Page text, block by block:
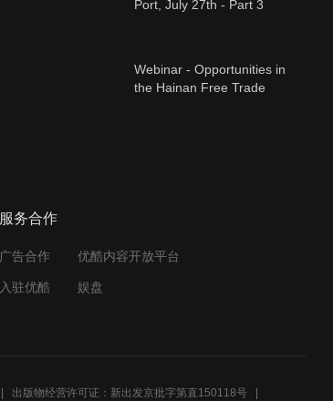
Port, July 27th - Part 3
Webinar - Opportunities in
the Hainan Free Trade
大利风味”
服务合作
广告合作 优酷内容开放平台
入驻优酷 娱盘
出版物经营许可证：新出发京批字第直150118号